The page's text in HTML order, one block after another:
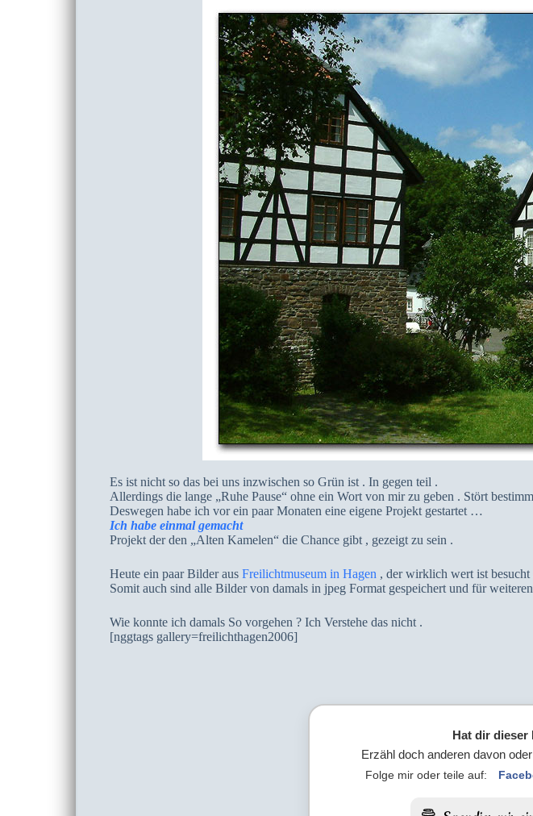
Es ist nicht so das bei uns inzwischen so Grün ist . In gegen teil .
Allerdings die lange „Ruhe Pause“ ohne ein Wort von mir zu geben . Stört
Deswegen habe ich vor ein paar Monaten eine eigene Projekt gestartet …
Ich habe einmal gemacht
Projekt der den „Alten Kamelen“ die Chance gibt , gezeigt zu sein .
Heute ein paar Bilder aus Freilichtmuseum in Hagen , der wirklich wert ist
Somit auch sind alle Bilder von damals in jpeg Format gespeichert und für
Wie konnte ich damals So vorgehen ? Ich Verstehe das nicht .
[nggtags gallery=freilichthagen2006]
Hat dir dieser
Erzähl doch anderen davon
Folge mir oder teile auf: